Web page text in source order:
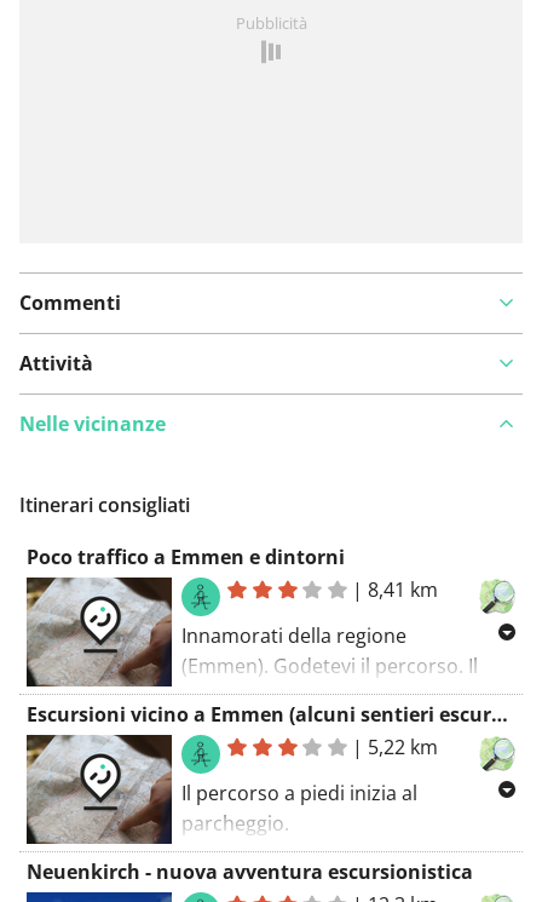
Pubblicità
Commenti
Attività
Nelle vicinanze
Itinerari consigliati
Poco traffico a Emmen e dintorni
|8,41 km
Innamorati della regione
(Emmen). Godetevi il percorso. Il
percorso a piedi inizia al parcheggio.
Scopri la regione su strade sterrate.
Un percorso con quel qualcosa in
più.
Escursioni vicino a Emmen (alcuni sentieri escursionistici a lunga distanza lungo il percorso)
| 5,22 km
Il percorso a piedi inizia al
parcheggio.
Quando vedi i segni rossi e bianchi
lungo la strada, sei su uno dei
Neuenkirch - nuova avventura escursionistica